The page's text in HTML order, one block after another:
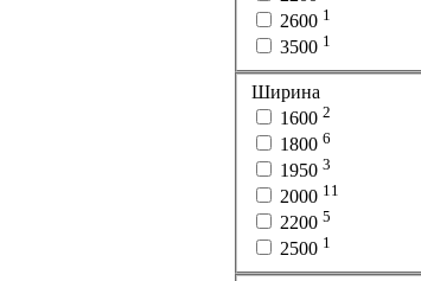
2600 1
3500 1
Ширина
1600 2
1800 6
1950 3
2000 11
2200 5
2500 1